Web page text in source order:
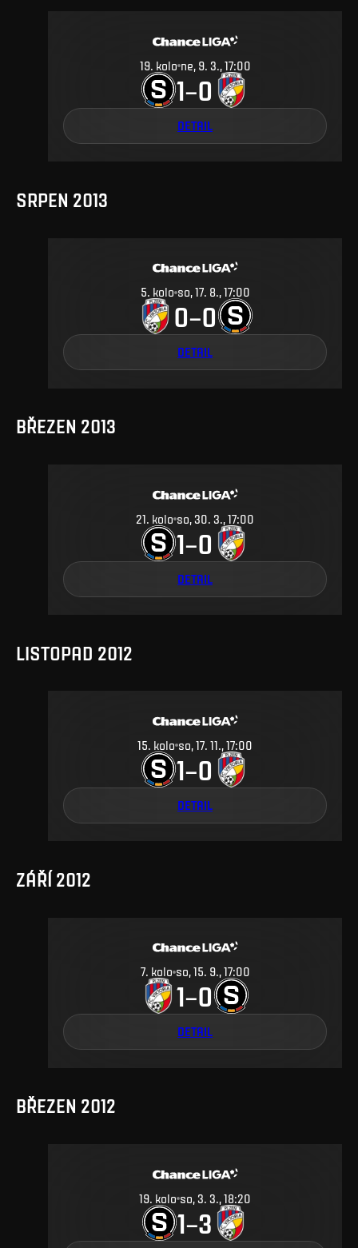
19. kolo ne, 9. 3., 17:00
1–0
DETAIL
SRPEN 2013
5. kolo so, 17. 8., 17:00
0–0
DETAIL
BŘEZEN 2013
21 kolo so, 30. 3., 17:00
1–0
DETAIL
LISTOPAD 2012
15. kolo so, 17. 11., 17:00
1–0
DETAIL
ZÁŘÍ 2012
7. kolo so, 15. 9., 17:00
1–0
DETAIL
BŘEZEN 2012
19 kolo so, 3. 3., 18:20
1–3